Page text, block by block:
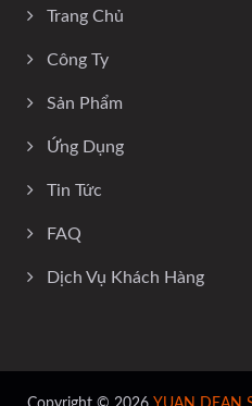
Trang Chủ
Công Ty
Sản Phẩm
Ứng Dụng
Tin Tức
FAQ
Dịch Vụ Khách Hàng